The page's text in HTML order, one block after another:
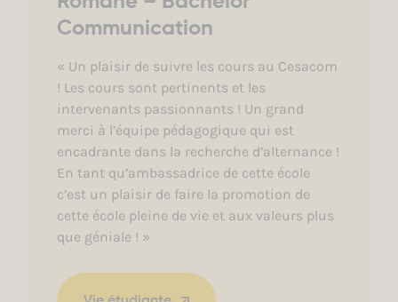
Communication
« Un plaisir de suivre les cours au Cesacom
! Les cours sont pertinents et les
intervenants passionnants ! Un grand
merci à l’équipe pédagogique qui est
encadrante dans la recherche d’alternance !
En tant qu’ambassadrice de cette école
c’est un plaisir de faire la promotion de
cette école pleine de vie et aux valeurs plus
que géniale ! »